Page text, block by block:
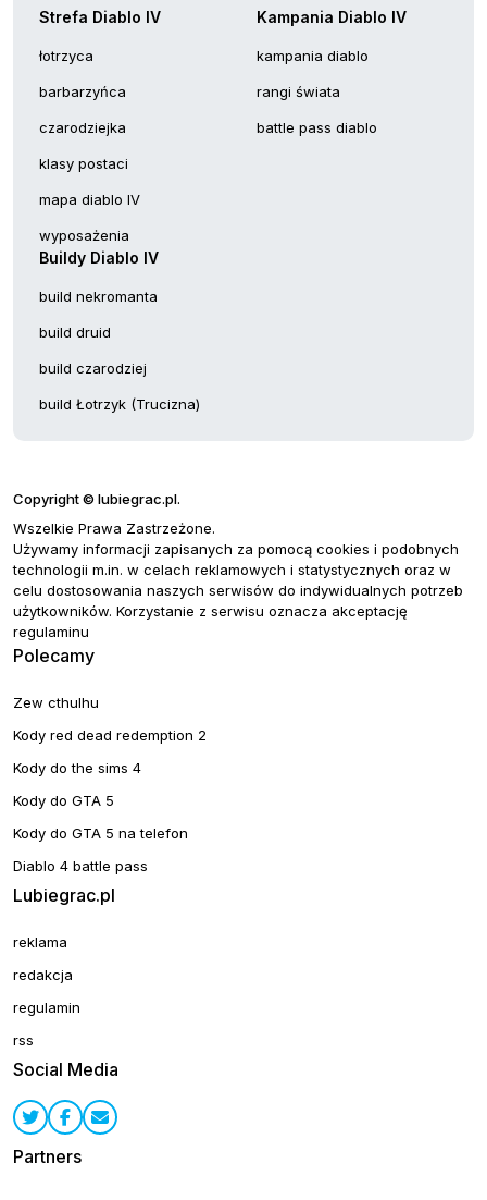
Strefa Diablo IV
łotrzyca
barbarzyńca
czarodziejka
klasy postaci
mapa diablo IV
wyposażenia
Kampania Diablo IV
kampania diablo
rangi świata
battle pass diablo
Buildy Diablo IV
build nekromanta
build druid
build czarodziej
build Łotrzyk (Trucizna)
Copyright © lubiegrac.pl.
Wszelkie Prawa Zastrzeżone.
Używamy informacji zapisanych za pomocą cookies i podobnych
technologii m.in. w celach reklamowych i statystycznych oraz w
celu dostosowania naszych serwisów do indywidualnych potrzeb
użytkowników. Korzystanie z serwisu oznacza akceptację
regulaminu
Polecamy
Zew cthulhu
Kody red dead redemption 2
Kody do the sims 4
Kody do GTA 5
Kody do GTA 5 na telefon
Diablo 4 battle pass
Lubiegrac.pl
reklama
redakcja
regulamin
rss
Social Media
Partners